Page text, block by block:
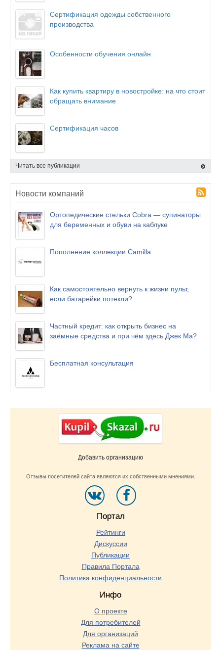
Сертификация одежды собственного
производства
Особенности обучения онлайн
Как купить квартиру в новостройке: на что стоит
обращать внимание
Сертификация часов
Читать все публикации
Новости компаний
Ортопедические стельки Cobra — супинаторы
для беременных и обуви на каблуке
Пополнение коллекции Camilla
Как самостоятельно вернуть к жизни пульт,
если батарейки потекли?
Частный кредит: как открыть бизнес на
заёмные средства и при чём здесь Джек Ма?
Бесплатная консультация
Добавить организацию
Отзывы посетителей сайта являются их собственными мнениями.
Портал
Рейтинги
Дискуссии
Публикации
Правила Портала
Политика конфиденциальности
Инфо
О проекте
Для потребителей
Для организаций
Реклама на сайте